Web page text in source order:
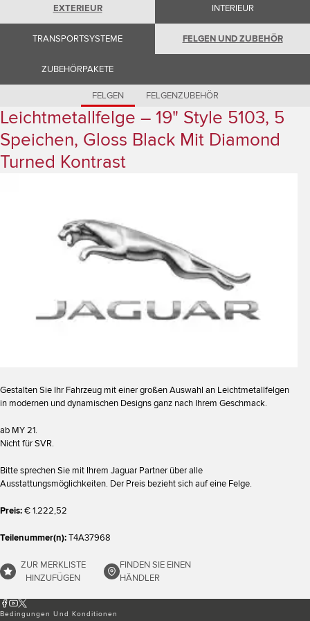
Romania (Romania)
Switzerland (German)
Switzerland (Italian)
United Kingdom (English)
USA (English)
EXTERIEUR INTERIEUR
TRANSPORTSYSTEME FELGEN UND ZUBEHÖR
ZUBEHÖRPAKETE
FELGEN FELGENZUBEHÖR
Leichtmetallfelge – 19" Style 5103, 5
Speichen, Gloss Black Mit Diamond
Turned Kontrast
Gestalten Sie Ihr Fahrzeug mit einer großen Auswahl an Leichtmetallfelgen
in modernen und dynamischen Designs ganz nach Ihrem Geschmack.
ab MY 21.
Nicht für SVR.
Bitte sprechen Sie mit Ihrem Jaguar Partner über alle
Ausstattungsmöglichkeiten. Der Preis bezieht sich auf eine Felge.
Preis:€ 1.222,52
Teilenummer(n):T4A37968
ZUR MERKLISTE
HINZUFÜGEN
FINDEN SIE EINEN
HÄNDLER
Bedingungen Und Konditionen